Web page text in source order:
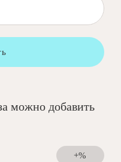
можно добавить
+%